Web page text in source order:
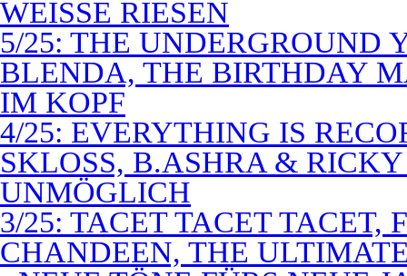
WEISSE RIESEN
5/25: THE UNDERGROUND
BLENDA, THE BIRTHDAY
IM KOPF
4/25: EVERYTHING IS
SKLOSS, B.ASHRA &
UNMÖGLICH
3/25: TACET TACET TACET,
CHANDEEN, THE